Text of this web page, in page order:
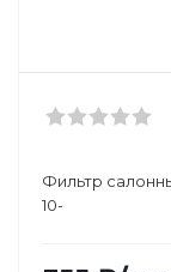
Фильтр
10-